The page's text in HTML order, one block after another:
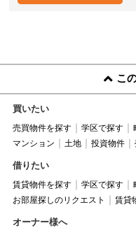
こ
買いたい
売買物件を探す 学区で探す
マンション
土地 投資物件
借りたい
賃貸物件を探す 学区で探す
お部屋探しのリクエスト
賃貸
オーナー様へ